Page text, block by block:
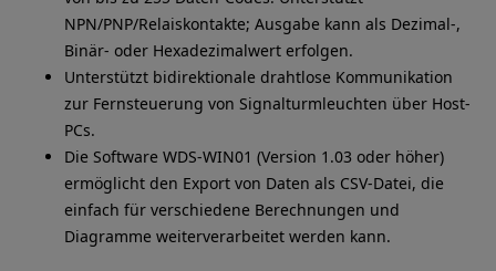
NPN/PNP/Relaiskontakte; Ausgabe kann als Dezimal-,
Binär- oder Hexadezimalwert erfolgen.
Unterstützt bidirektionale drahtlose Kommunikation
zur Fernsteuerung von Signalturmleuchten über Host-
PCs.
Die Software WDS-WIN01 (Version 1.03 oder höher)
ermöglicht den Export von Daten als CSV-Datei, die
einfach für verschiedene Berechnungen und
Diagramme weiterverarbeitet werden kann.